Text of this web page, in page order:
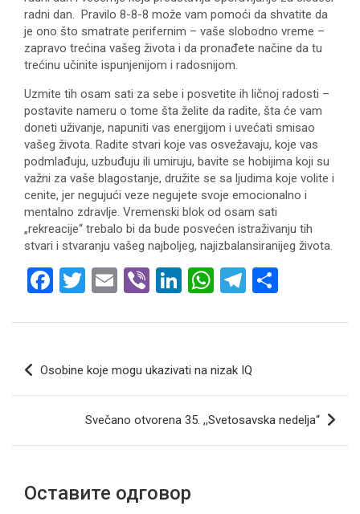
radni dan. Pravilo 8-8-8 može vam pomoći da shvatite da
je ono što smatrate perifernim – vaše slobodno vreme –
zapravo trećina vašeg života i da pronađete načine da tu
trećinu učinite ispunjenijom i radosnijom.
Uzmite tih osam sati za sebe i posvetite ih ličnoj radosti –
postavite nameru o tome šta želite da radite, šta će vam
doneti uživanje, napuniti vas energijom i uvećati smisao
vašeg života. Radite stvari koje vas osvežavaju, koje vas
podmlađuju, uzbuđuju ili umiruju, bavite se hobijima koji su
važni za vaše blagostanje, družite se sa ljudima koje volite i
cenite, jer negujući veze negujete svoje emocionalno i
mentalno zdravlje. Vremenski blok od osam sati
„rekreacije“ trebalo bi da bude posvećen istraživanju tih
stvari i stvaranju vašeg najboljeg, najizbalansiranijeg života.
F
ce
b
o
T
tt
er
E
ail
Vi
er
Li
ke
dI
n
W
at
s
A
p
p
T
e
gr
a
m
ar
Кретање
чланка
Osobine koje mogu ukazivati na nizak IQ
Svečano otvorena 35. ,,Svetosavska nedelja“
Оставите одговор